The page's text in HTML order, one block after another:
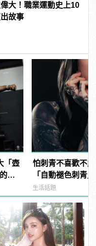
大！職業運動史上10
故事
「壺
健
怕刺青不喜歡不
「自動褪色刺青
過 | manfashion
生活話題